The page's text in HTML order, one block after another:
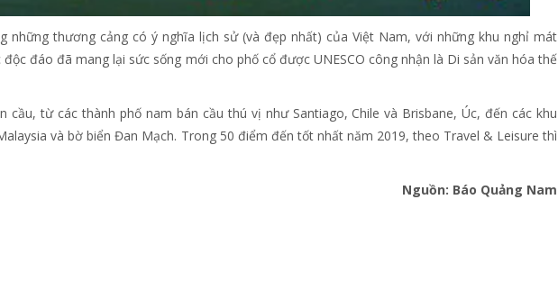
những thương cảng có ý nghĩa lịch sử (và đẹp nhất) của Việt Nam, với những khu nghỉ mát
đáo đã mang lại sức sống mới cho phố cổ được UNESCO công nhận là Di sản văn hóa thế
cầu, từ các thành phố nam bán cầu thú vị như Santiago, Chile và Brisbane, Úc, đến các khu
và bờ biển Đan Mạch. Trong 50 điểm đến tốt nhất năm 2019, theo Travel & Leisure thì
Nguồn: Báo Quảng Nam